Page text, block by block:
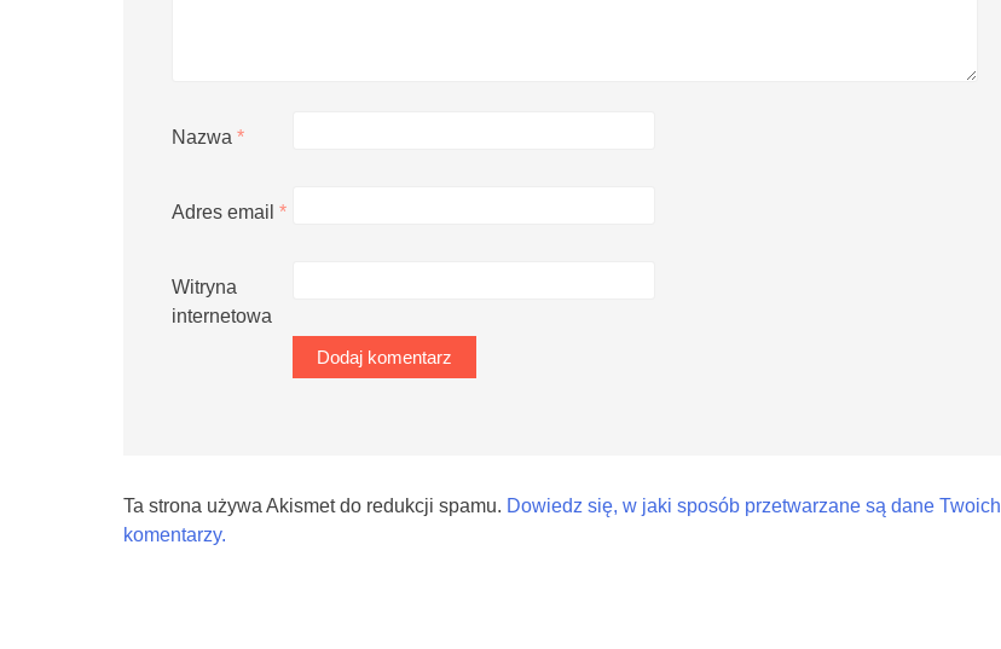
Nazwa *
Adres email *
Witryna
internetowa
Ta strona używa Akismet do redukcji spamu. Dowiedz się, w jaki sposób przetwarzane są dane Twoich
komentarzy.